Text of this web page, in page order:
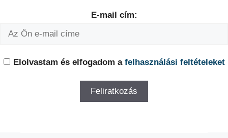
E-mail cím:
Elolvastam és elfogadom a felhasználási feltételeket